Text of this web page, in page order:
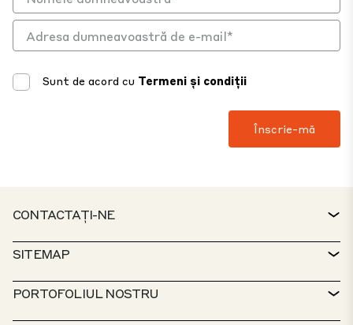
Sunt de acord cu Termeni și condiții
CONTACTAȚI-NE
CONTACTAȚI
BIROUL DE SERVICII
SITEMAP
CĂUTĂTOR DE PROPRIETĂȚI
PORTOFOLIUL NOSTRU